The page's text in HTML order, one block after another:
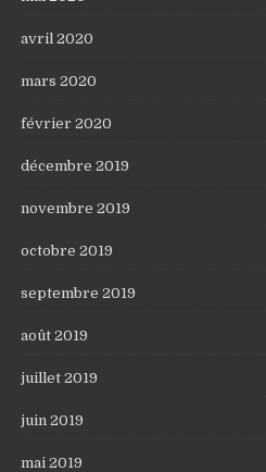
avril 2020
mars 2020
février 2020
décembre 2019
novembre 2019
octobre 2019
septembre 2019
août 2019
juillet 2019
juin 2019
mai 2019